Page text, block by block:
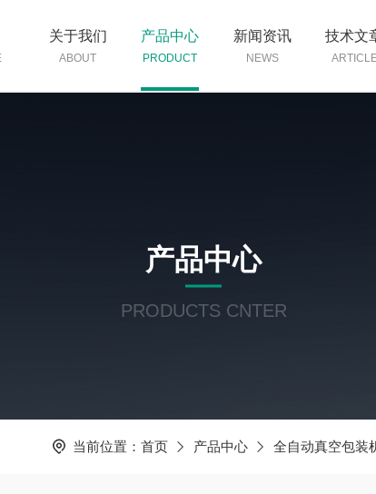
关于我们
ABOUT
产品中心
PRODUCT
新闻资讯
NEWS
技术文
产品中心
PRODUCTS CNTER
当前位置： 首页 产品中心 全自动真空包装